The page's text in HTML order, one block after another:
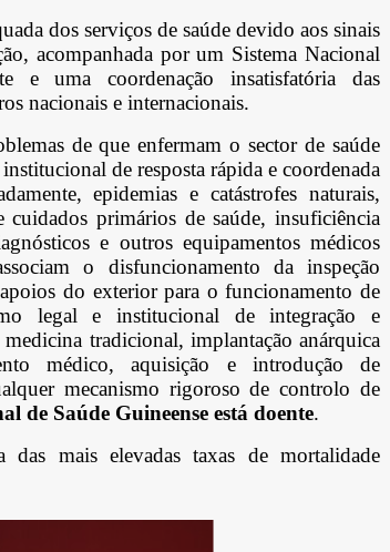
dos serviços de saúde devido aos sinais
acompanhada por um Sistema Nacional
e uma coordenação insatisfatória das
nacionais e internacionais.
de que enfermam o sector de saúde
de resposta rápida e coordenada
epidemias e catástrofes naturais,
cuidados primários de saúde, insuficiência
e outros equipamentos médicos
o disfuncionamento da inspeção
do exterior para o funcionamento de
legal e institucional de integração e
tradicional, implantação anárquica
médico, aquisição e introdução de
mecanismo rigoroso de controlo de
de Saúde Guineense está doente.
das mais elevadas taxas de mortalidade